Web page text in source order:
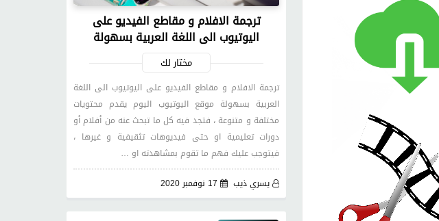
ترجمة الافلام و مقاطع الفيديو على
اليوتيوب الى اللغة العربية بسهولة
مختار لك
ترجمة الافلام و مقاطع الفيديو على اليوتيوب الى اللغة
العربية بسهولة موقع اليوتيوب اليوم يقدم محتويات
مختلفة و متنوعة ، فتجد فيه كل ما تبحث عنه من أفلام أو
دورات تعليمية او حتى فيديوهات تثقيفية و غيرها ،
فيتوجب عليك فهم ما تقوم بمشاهدته او …
يسري ذيب
17 نوفمبر 2020